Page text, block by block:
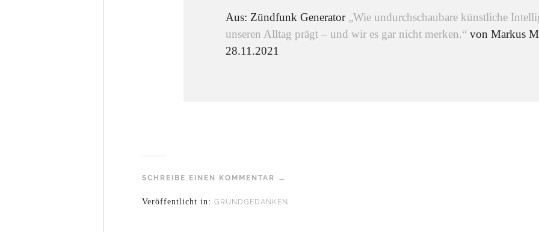
Aus: Zündfunk Generator „Wie undurchschaubare künstliche
unseren Alltag prägt – und wir es gar nicht merken.“von Markus
28.11.2021
SCHREIBE EINEN KOMMENTAR →
Veröffentlicht in:GRUNDGEDANKEN